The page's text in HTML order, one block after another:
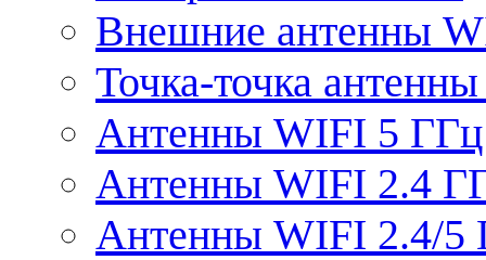
Внешние антенны
Точка-точка
Антенны WIFI 5 ГГц
Антенны WIFI 2.4
Антенны WIFI 2.4/5